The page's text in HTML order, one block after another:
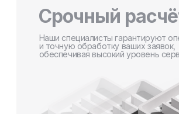
Срочный
Наши специалисты гарантируют
и точную обработку ваших заявок,
обеспечивая высокий уровень